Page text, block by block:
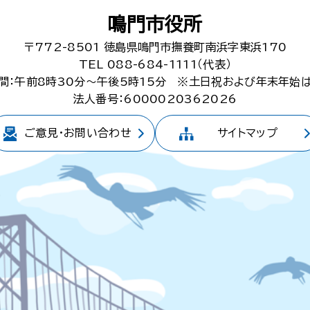
鳴門市役所
〒772-8501
徳島県鳴門市撫養町南浜字東浜170
TEL 088-684-1111（代表）
：午前8時30分～午後5時15分
※土日祝および年末年始
法人番号：6000020362026
ご意見・お問い合わせ サイトマップ